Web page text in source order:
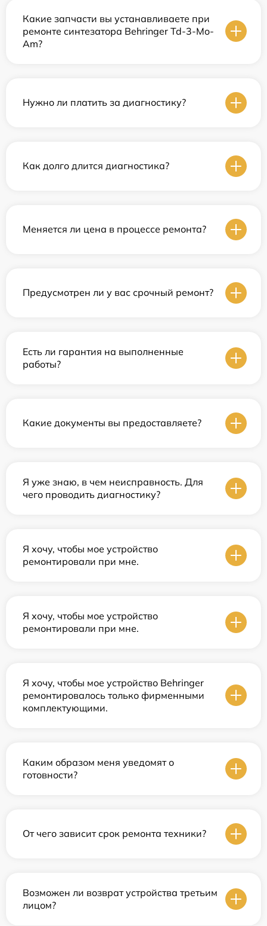
Какие запчасти вы устанавливаете при
ремонте синтезатора Behringer Td-3-Mo-
Am?
Нужно ли платить за диагностику?
Как долго длится диагностика?
Меняется ли цена в процессе ремонта?
Предусмотрен ли у вас срочный ремонт?
Есть ли гарантия на выполненные
работы?
Какие документы вы предоставляете?
Я уже знаю, в чем неисправность. Для
чего проводить диагностику?
Я хочу, чтобы мое устройство
ремонтировали при мне.
Я хочу, чтобы мое устройство
ремонтировали при мне.
Я хочу, чтобы мое устройство Behringer
ремонтировалось только фирменными
комплектующими.
Каким образом меня уведомят о
готовности?
От чего зависит срок ремонта техники?
Возможен ли возврат устройства третьим
лицом?